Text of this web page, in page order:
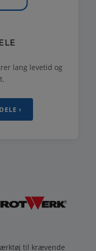
lang levetid og
›
til krævende